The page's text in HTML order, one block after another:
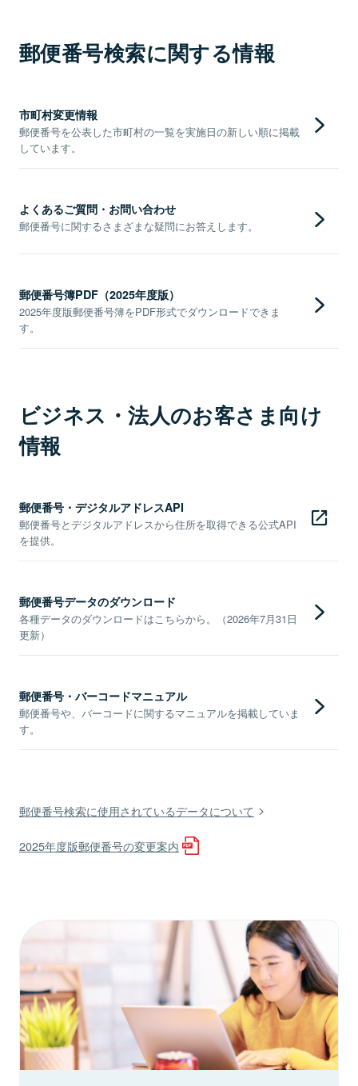
郵便番号検索に関する情報
市町村変更情報
郵便番号を公表した市町村の一覧を実施日の新しい順に掲載
しています。
よくあるご質問・お問い合わせ
郵便番号に関するさまざまな疑問にお答えします。
郵便番号簿PDF（2025年度版）
2025年度版郵便番号簿をPDF形式でダウンロードできま
す。
ビジネス・法人のお客さま向け
情報
郵便番号・デジタルアドレスAPI
郵便番号とデジタルアドレスから住所を取得できる公式API
を提供。
郵便番号データのダウンロード
各種データのダウンロードはこちらから。（2026年7月31日
更新）
郵便番号・バーコードマニュアル
郵便番号や、バーコードに関するマニュアルを掲載していま
す。
郵便番号検索に使用されているデータについて
2025年度版郵便番号の変更案内